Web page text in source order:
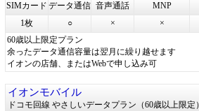
SIMカード データ通信 音声通話 MNP
1枚
○ × ×
60歳以上限定プラン
余ったデータ通信容量は翌月に繰り越せます
イオンの店舗、またはWebで申し込み可
イオンモバイル
ドコモ回線 やさしいデータプラン（60歳以上限定